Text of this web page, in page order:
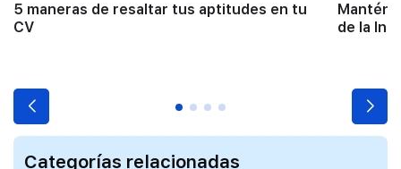
5 maneras de resaltar tus aptitudes en tu
CV
Mantén
de la
Categorías relacionadas